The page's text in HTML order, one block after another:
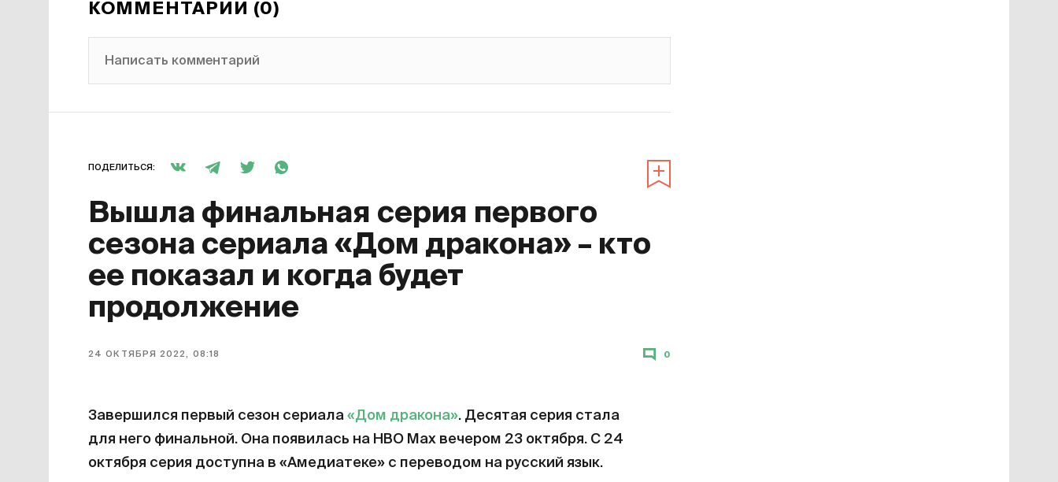
КОММЕНТАРИИ (0)
Написать комментарий
ПОДЕЛИТЬСЯ:
Вышла финальная серия первого
сезона сериала «Дом дракона» – кто
ее показал и когда будет
продолжение
24 ОКТЯБРЯ 2022, 08:18 0
Завершился первый сезон сериала «Дом дракона». Десятая серия стала
для него финальной. Она появилась на HBO Max вечером 23 октября. С 24
октября серия доступна в «Амедиатеке» с переводом на русский язык.